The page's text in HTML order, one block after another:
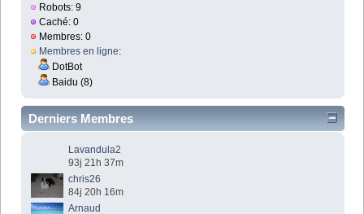
Robots: 9
Caché: 0
Membres: 0
Membres en ligne:
DotBot
Baidu (8)
Derniers Membres
Lavandula2
93j 21h 37m
chris26
84j 20h 16m
Arnaud